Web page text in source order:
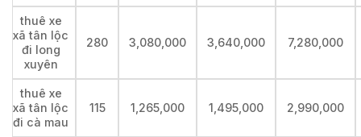
thuê xe
xã tân lộc
đi long
xuyên
280 3,080,000 3,640,000 7,280,000
thuê xe
xã tân lộc
đi cà mau
115 1,265,000 1,495,000 2,990,000